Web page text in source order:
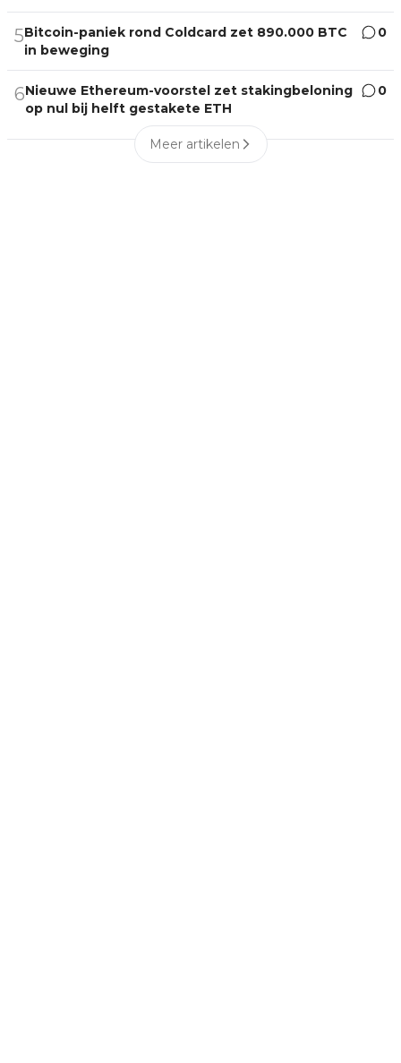
5Bitcoin-paniek rond Coldcard zet 890.000 BTC
in beweging
0
6Nieuwe Ethereum-voorstel zet stakingbeloning
op nul bij helft gestakete ETH
0
Meer artikelen